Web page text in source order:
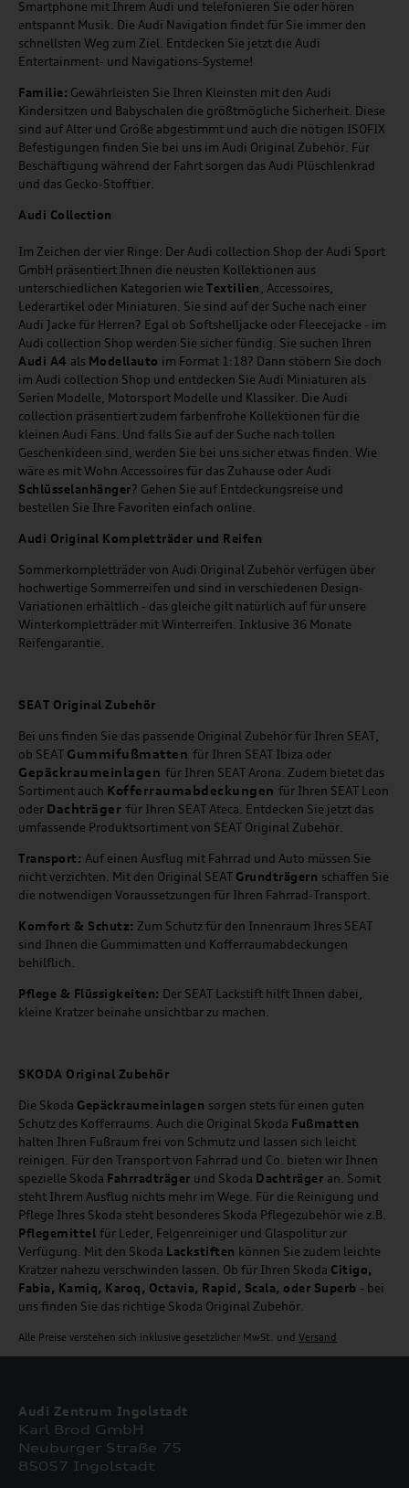
Smartphone mit Ihrem Audi und telefonieren Sie oder hören
entspannt Musik. Die Audi Navigation findet für Sie immer den
schnellsten Weg zum Ziel. Entdecken Sie jetzt die Audi
Entertainment- und Navigations-Systeme!
Familie: Gewährleisten Sie Ihren Kleinsten mit den Audi
Kindersitzen und Babyschalen die größtmögliche Sicherheit. Diese
sind auf Alter und Größe abgestimmt und auch die nötigen ISOFIX
Befestigungen finden Sie bei uns im Audi Original Zubehör. Für
Beschäftigung während der Fahrt sorgen das Audi Plüschlenkrad
und das Gecko-Stofftier.
Audi Collection
Im Zeichen der vier Ringe: Der Audi collection Shop der Audi Sport
GmbH präsentiert Ihnen die neusten Kollektionen aus
unterschiedlichen Kategorien wie Textilien, Accessoires,
Lederartikel oder Miniaturen. Sie sind auf der Suche nach einer
Audi Jacke für Herren? Egal ob Softshelljacke oder Fleecejacke - im
Audi collection Shop werden Sie sicher fündig. Sie suchen Ihren
Audi A4 als Modellauto im Format 1:18? Dann stöbern Sie doch
im Audi collection Shop und entdecken Sie Audi Miniaturen als
Serien Modelle, Motorsport Modelle und Klassiker. Die Audi
collection präsentiert zudem farbenfrohe Kollektionen für die
kleinen Audi Fans. Und falls Sie auf der Suche nach tollen
Geschenkideen sind, werden Sie bei uns sicher etwas finden. Wie
wäre es mit Wohn Accessoires für das Zuhause oder Audi
Schlüsselanhänger? Gehen Sie auf Entdeckungsreise und
bestellen Sie Ihre Favoriten einfach online.
Audi Original Kompletträder und Reifen
Sommerkompletträder von Audi Original Zubehör verfügen über
hochwertige Sommerreifen und sind in verschiedenen Design-
Variationen erhältlich - das gleiche gilt natürlich auf für unsere
Winterkompletträder mit Winterreifen. Inklusive 36 Monate
Reifengarantie.
SEAT Original Zubehör
Bei uns finden Sie das passende Original Zubehör für Ihren SEAT,
ob SEAT Gummifußmatten für Ihren SEAT Ibiza oder
Gepäckraumeinlagen für Ihren SEAT Arona. Zudem bietet das
Sortiment auch Kofferraumabdeckungen für Ihren SEAT Leon
oder Dachträger für Ihren SEAT Ateca. Entdecken Sie jetzt das
umfassende Produktsortiment von SEAT Original Zubehör.
Transport: Auf einen Ausflug mit Fahrrad und Auto müssen Sie
nicht verzichten. Mit den Original SEAT Grundträgern schaffen Sie
die notwendigen Voraussetzungen für Ihren Fahrrad-Transport.
Komfort & Schutz: Zum Schutz für den Innenraum Ihres SEAT
sind Ihnen die Gummimatten und Kofferraumabdeckungen
behilflich.
Pflege & Flüssigkeiten: Der SEAT Lackstift hilft Ihnen dabei,
kleine Kratzer beinahe unsichtbar zu machen.
SKODA Original Zubehör
Die Skoda Gepäckraumeinlagen sorgen stets für einen guten
Schutz des Kofferraums. Auch die Original Skoda Fußmatten
halten Ihren Fußraum frei von Schmutz und lassen sich leicht
reinigen. Für den Transport von Fahrrad und Co. bieten wir Ihnen
spezielle Skoda Fahrradträger und Skoda Dachträger an. Somit
steht Ihrem Ausflug nichts mehr im Wege. Für die Reinigung und
Pflege Ihres Skoda steht besonderes Skoda Pflegezubehör wie z.B.
Pflegemittel für Leder, Felgenreiniger und Glaspolitur zur
Verfügung. Mit den Skoda Lackstiften können Sie zudem leichte
Kratzer nahezu verschwinden lassen. Ob für Ihren Skoda Citigo,
Fabia, Kamiq, Karoq, Octavia, Rapid, Scala, oder Superb - bei
uns finden Sie das richtige Skoda Original Zubehör.
Alle Preise verstehen sich inklusive gesetzlicher MwSt. und Versand
Audi Zentrum Ingolstadt
Karl Brod GmbH
Neuburger Straße 75
85057 Ingolstadt